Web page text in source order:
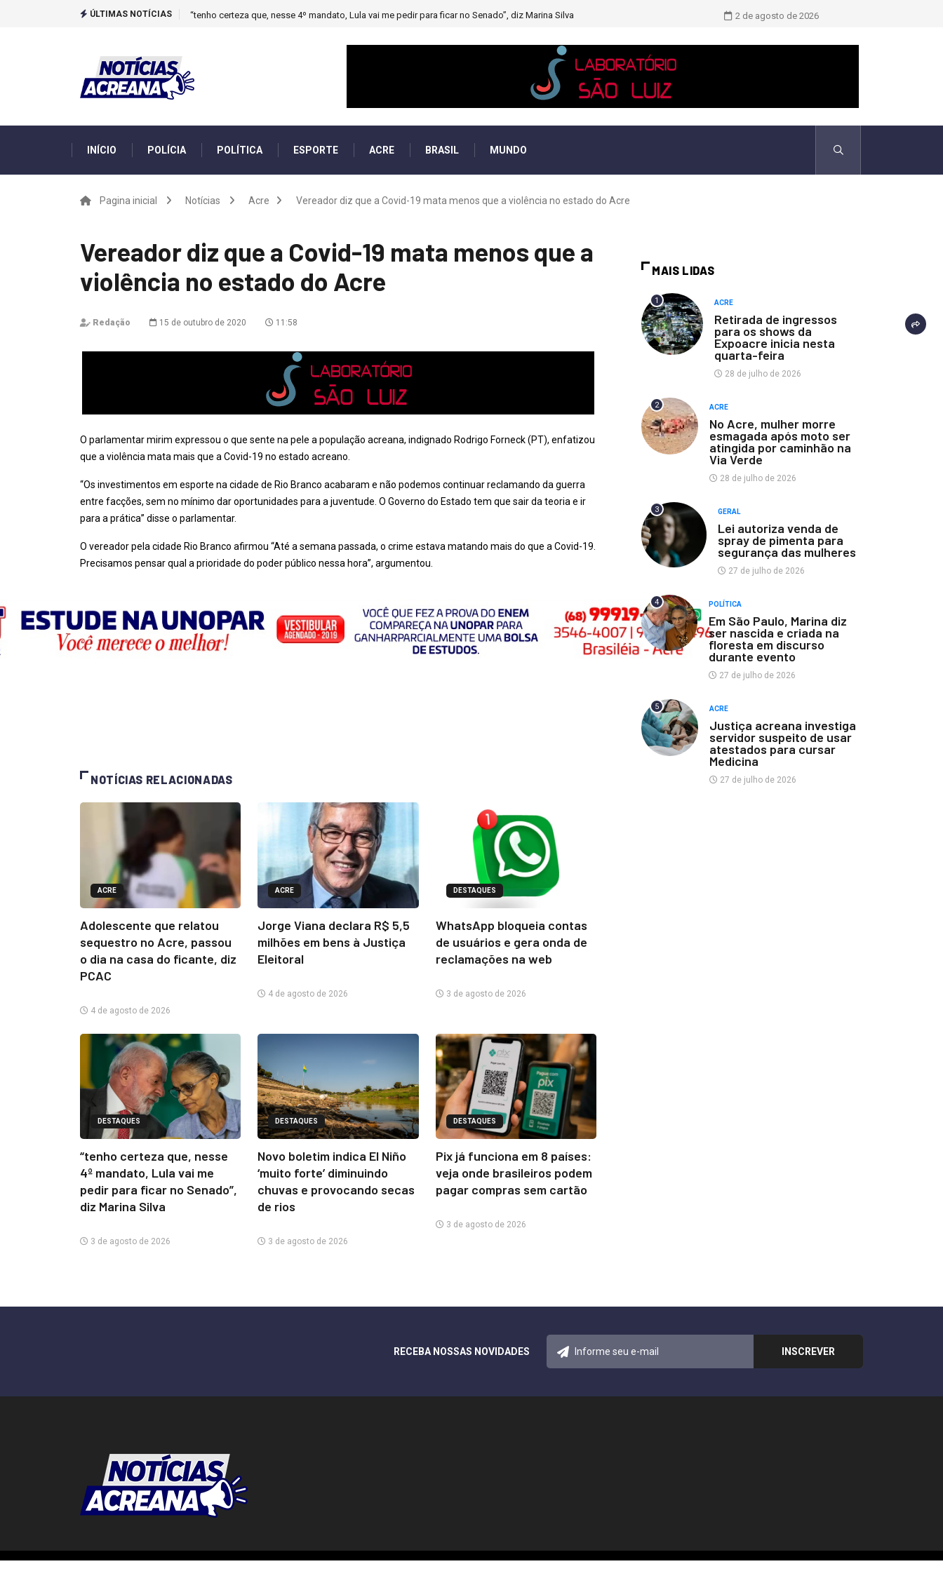
ÚLTIMAS NOTÍCIAS “tenho certeza que, nesse 4º mandato, Lula vai me pedir para ficar no Senado”, diz Marina Silva Novo boletim indica El Niño ‘muito
2 de agosto de 2026
INÍCIO POLÍCIA POLÍTICA ESPORTE ACRE BRASIL MUNDO
Pagina inicial Notícias Acre Vereador diz que a Covid-19 mata menos que a violência no estado do Acre
Vereador diz que a Covid-19 mata menos que a
violência no estado do Acre
Redação 15 de outubro de 2020 11:58
O parlamentar mirim expressou o que sente na pele a população acreana, indignado Rodrigo Forneck (PT), enfatizou
que a violência mata mais que a Covid-19 no estado acreano.
“Os investimentos em esporte na cidade de Rio Branco acabaram e não podemos continuar reclamando da guerra
entre facções, sem no mínimo dar oportunidades para a juventude. O Governo do Estado tem que sair da teoria e ir
para a prática” disse o parlamentar.
O vereador pela cidade Rio Branco afirmou “Até a semana passada, o crime estava matando mais do que a Covid-19.
Precisamos pensar qual a prioridade do poder público nessa hora”, argumentou.
NOTÍCIAS RELACIONADAS
ACRE
Adolescente que relatou
sequestro no Acre, passou
o dia na casa do ficante, diz
PCAC
4 de agosto de 2026
ACRE
Jorge Viana declara R$ 5,5
milhões em bens à Justiça
Eleitoral
4 de agosto de 2026
DESTAQUES
WhatsApp bloqueia contas
de usuários e gera onda de
reclamações na web
3 de agosto de 2026
DESTAQUES
“tenho certeza que, nesse
4º mandato, Lula vai me
pedir para ficar no Senado”,
diz Marina Silva
3 de agosto de 2026
DESTAQUES
Novo boletim indica El Niño
‘muito forte’ diminuindo
chuvas e provocando secas
de rios
3 de agosto de 2026
DESTAQUES
Pix já funciona em 8 países:
veja onde brasileiros podem
pagar compras sem cartão
3 de agosto de 2026
MAIS LIDAS
1 ACRE
Retirada de ingressos
para os shows da
Expoacre inicia nesta
quarta-feira
28 de julho de 2026
2 ACRE
No Acre, mulher morre
esmagada após moto ser
atingida por caminhão na
Via Verde
28 de julho de 2026
3 GERAL
Lei autoriza venda de
spray de pimenta para
segurança das mulheres
27 de julho de 2026
4 POLÍTICA
Em São Paulo, Marina diz
ser nascida e criada na
floresta em discurso
durante evento
27 de julho de 2026
5 ACRE
Justiça acreana investiga
servidor suspeito de usar
atestados para cursar
Medicina
27 de julho de 2026
RECEBA NOSSAS NOVIDADES